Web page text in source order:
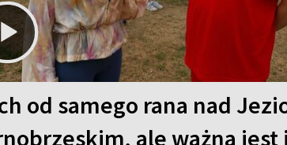
od samego rana nad
ale ważna jest